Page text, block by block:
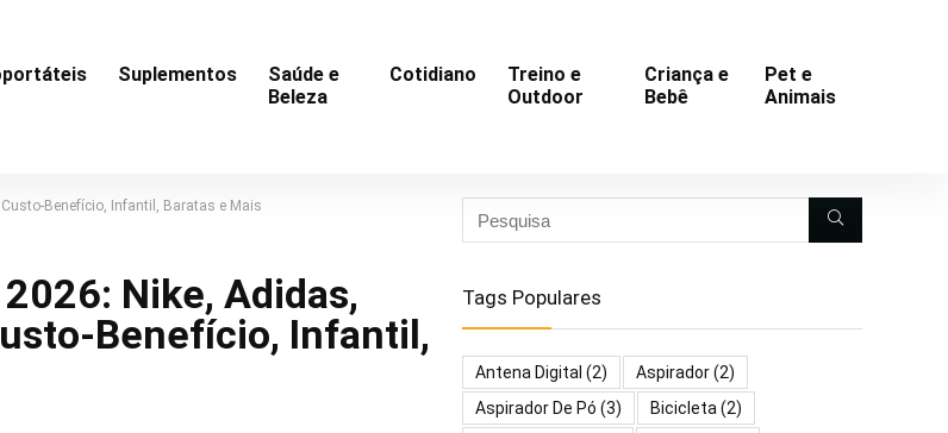
Suplementos
Saúde e
Beleza
Cotidiano
Treino e
Outdoor
Criança e
Bebê
Pet e
Animais
Benefício, Infantil, Baratas e Mais
Nike, Adidas,
Benefício, Infantil,
Tags Populares
Antena Digital (2) Aspirador(2)
Aspirador De Pó (3) Bicicleta (2)